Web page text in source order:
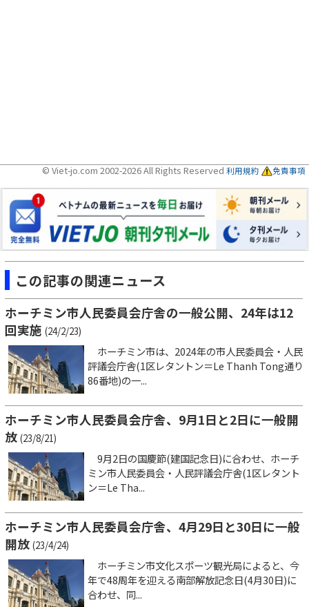
© Viet-jo.com 2002-2026 All Rights Reserved 利用規約 免責事項
この記事の関連ニュース
ホーチミン市人民委員会庁舎の一般公開、24年は12
回実施 (24/2/23)
ホーチミン市は、2024年の市人民委員会・人民
評議会庁舎(1区レタントン＝Le Thanh Tong通り
86番地)の一...
ホーチミン市人民委員会庁舎、9月1日と2日に一般開
放 (23/8/21)
9月2日の国慶節(建国記念日)に合わせ、ホーチ
ミン市人民委員会・人民評議会庁舎(1区レタント
ン＝Le Tha...
ホーチミン市人民委員会庁舎、4月29日と30日に一般
開放 (23/4/24)
ホーチミン市文化スポーツ観光局によると、今
年で48周年を迎える南部解放記念日(4月30日)に
合わせ、同...